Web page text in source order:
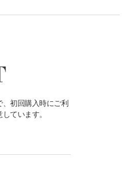
初回購入時にご利
ています。